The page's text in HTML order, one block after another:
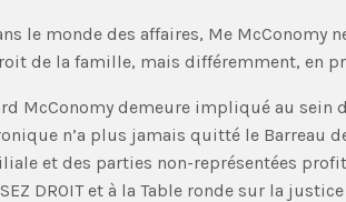
le monde des affaires, Me McConomy
de la famille, mais différemment, en
McConomy demeure impliqué au sein
n’a plus jamais quitté le
et des parties non-représentées
DROIT et à la Table ronde sur la